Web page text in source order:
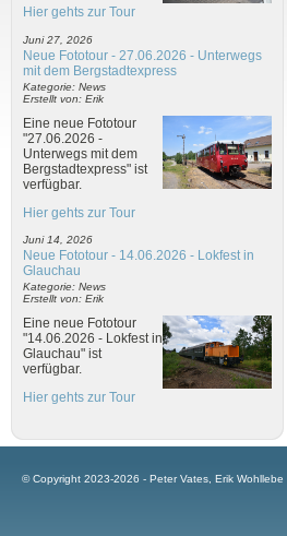
Hier gehts zur Tour
Juni 27, 2026
Neue Fototour - 27.06.2026 - Unterwegs
mit dem Bergstadtexpress
Kategorie: News
Erstellt von: Erik
Eine neue Fototour
"27.06.2026 -
Unterwegs mit dem
Bergstadtexpress" ist
verfügbar.
Hier gehts zur Tour
Juni 14, 2026
Neue Fototour - 14.06.2026 - Lokfest in
Glauchau
Kategorie: News
Erstellt von: Erik
Eine neue Fototour
"14.06.2026 - Lokfest in
Glauchau" ist
verfügbar.
Hier gehts zur Tour
© Copyright 2023-2026 - Peter Vates, Erik Wohllebe